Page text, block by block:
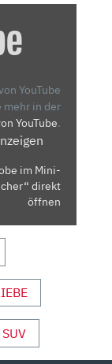
YouTube
mehr in der
YouTube.
im Mini-
direkt
öffnen
SUV